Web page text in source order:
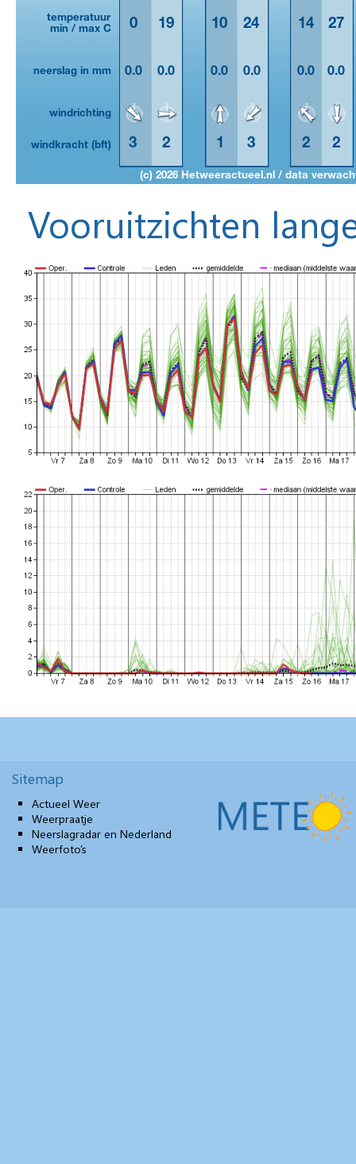
Vooruitzichten
Sitemap
Actueel Weer
Weerpraatje
Neerslagradar en Nederland
Weerfoto’s